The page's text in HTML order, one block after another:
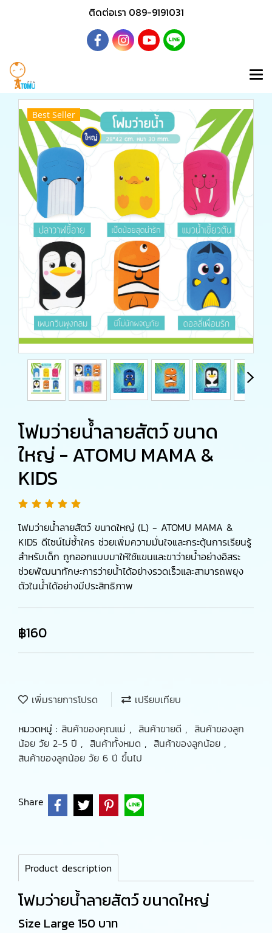
ติดต่อเรา 089-9191031
Best Seller
โฟมว่ายน้ำลายสัตว์ ขนาด
ใหญ่ - ATOMU MAMA &
KIDS
โฟมว่ายน้ำลายสัตว์ ขนาดใหญ่ (L) - ATOMU MAMA &
KIDS ดีไซน์ไม่ซ้ำใคร ช่วยเพิ่มความมั่นใจและกระตุ้นการเรียนรู้
สำหรับเด็ก ถูกออกแบบมาให้ใช้แขนและขาว่ายน้ำอย่างอิสระ
ช่วยพัฒนาทักษะการว่ายน้ำได้อย่างรวดเร็วและสามารถพยุง
ตัวในน้ำได้อย่างมีประสิทธิภาพ
฿160
เพิ่มรายการโปรด
เปรียบเทียบ
หมวดหมู่ : สินค้าของคุณแม่ , สินค้าขายดี , สินค้าของลูก
น้อย วัย 2-5 ปี , สินค้าทั้งหมด , สินค้าของลูกน้อย ,
สินค้าของลูกน้อย วัย 6 ปี ขึ้นไป
Share
Product description
โฟมว่ายน้ำลายสัตว์ ขนาดใหญ่
Size Large 150 บาท